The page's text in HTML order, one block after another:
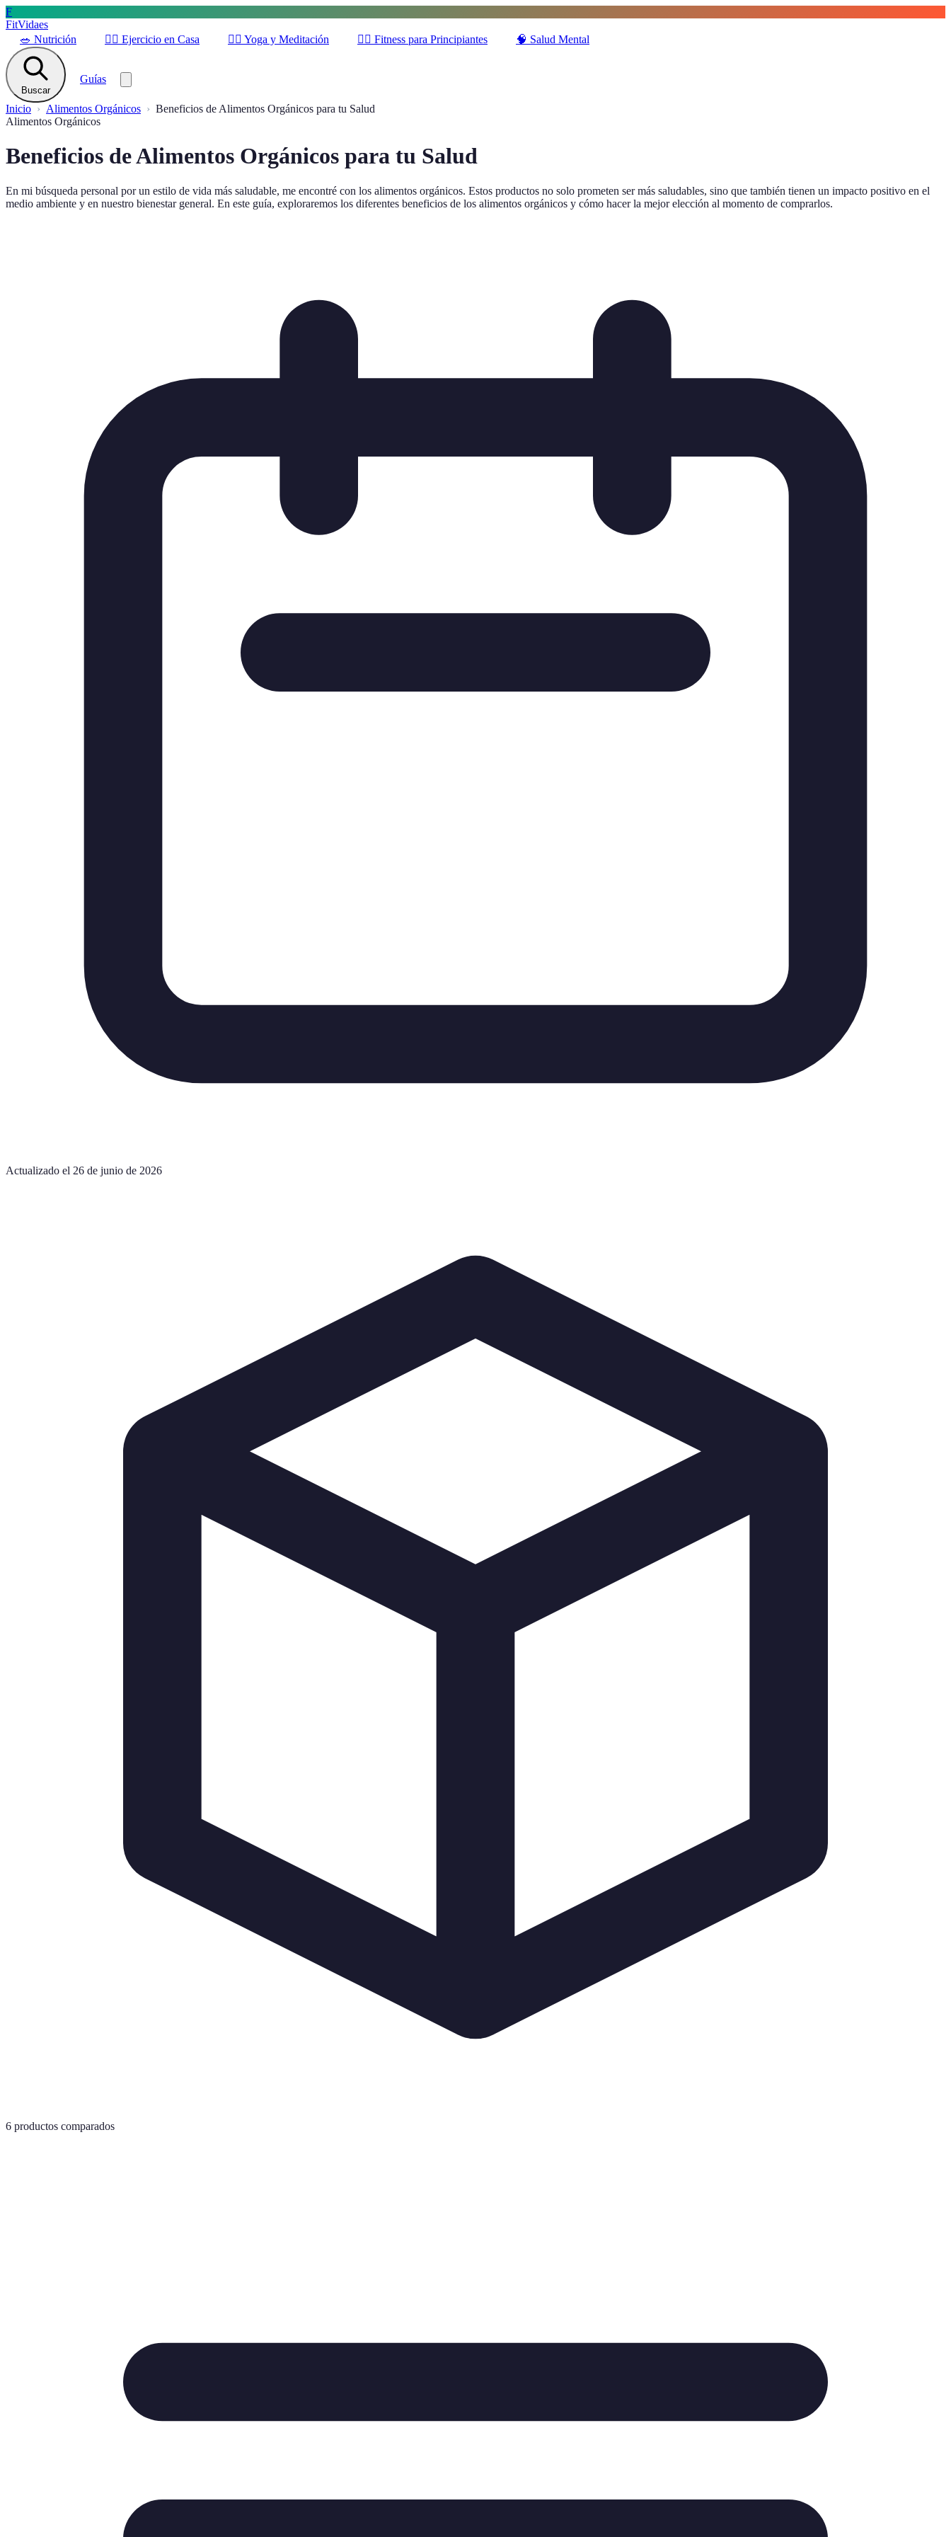
F
FitVidaes
🥗 Nutrición 🏋️‍♀️ Ejercicio en Casa 🧘‍♀️ Yoga y Meditación 🚶‍♂️ Fitness para Principiantes 🧠 Salud Mental
Buscar
Guías
Inicio Alimentos Orgánicos
Beneficios de Alimentos Orgánicos para tu Salud
Alimentos Orgánicos
Beneficios de Alimentos Orgánicos para tu Salud
En mi búsqueda personal por un estilo de vida más saludable, me encontré con los alimentos orgánicos. Estos productos no solo prometen ser más saludables, sino que también tienen un impacto positivo en el
medio ambiente y en nuestro bienestar general. En este guía, exploraremos los diferentes beneficios de los alimentos orgánicos y cómo hacer la mejor elección al momento de comprarlos.
Actualizado el 26 de junio de 2026
6 productos comparados